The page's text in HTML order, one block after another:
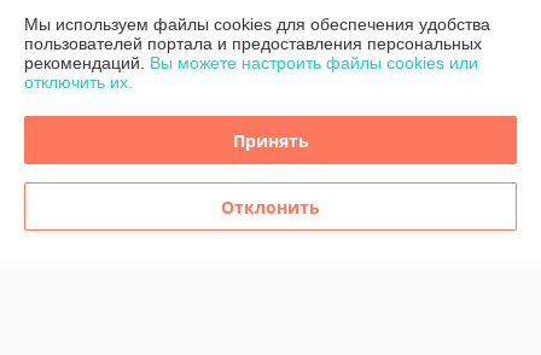
Полная версия сайта
Сайт создан на платформе Deal.by
Мы используем файлы cookies для обеспечения удобства
пользователей портала и предоставления персональных
рекомендаций. Вы можете настроить файлы cookies или
отключить их.
Принять
Отклонить